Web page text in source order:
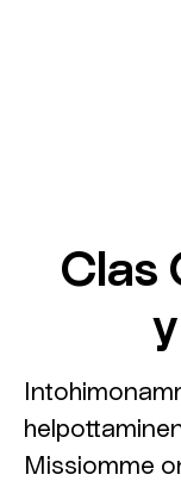
Clas
Missiomme